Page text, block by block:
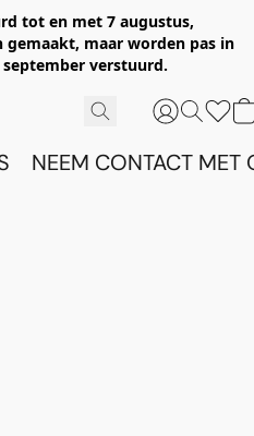
tot en met 7 augustus,
maar worden pas in
verstuurd.
NEEM CONTACT MET